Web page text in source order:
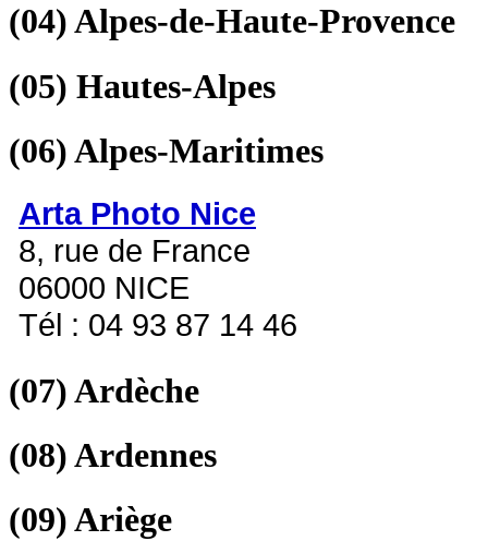
(04)Alpes-de-Haute-Provence
(05) Hautes-Alpes
(06)Alpes-Maritimes
Arta Photo Nice
8, rue de France
06000 NICE
Tél : 04 93 87 14 46
(07)Ardèche
(08)Ardennes
(09)Ariège